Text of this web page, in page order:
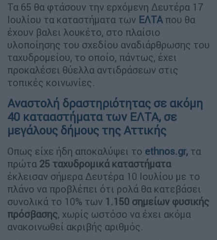
Τα 65 θα φτάσουν την ερχόμενη Δευτέρα 17
Ιουλίου τα καταστήματα των ΕΛΤΑ που θα
έχουν βαλει λουκέτο, στο πλαίσιο
υλοποίησης του σχεδίου αναδιάρθρωσης του
ταχυδρομείου, το οποίο, πάντως, έχει
προκαλέσει θύελλα αντιδράσεων στις
τοπικές κοινωνίες.
Αναστολή δραστηριότητας σε ακόμη
40 κατααστήματα των ΕΛΤΑ, σε
μεγάλους δήμους της Αττικής
Οπως είχε ήδη αποκαλύψει το ethnos.gr, τα
πρώτα 25 ταχυδρομικά καταστήματα
έκλεισαν σήμερα Δευτέρα 10 Ιουλίου με το
πλάνο να προβλέπει ότι ρολά θα κατεβάσει
συνολικά το 10% των 1.150 σημείων φυσικής
πρόσβασης, χωρίς ωστόσο να έχει ακόμα
ανακοινωθεί ακριβής αριθμός.